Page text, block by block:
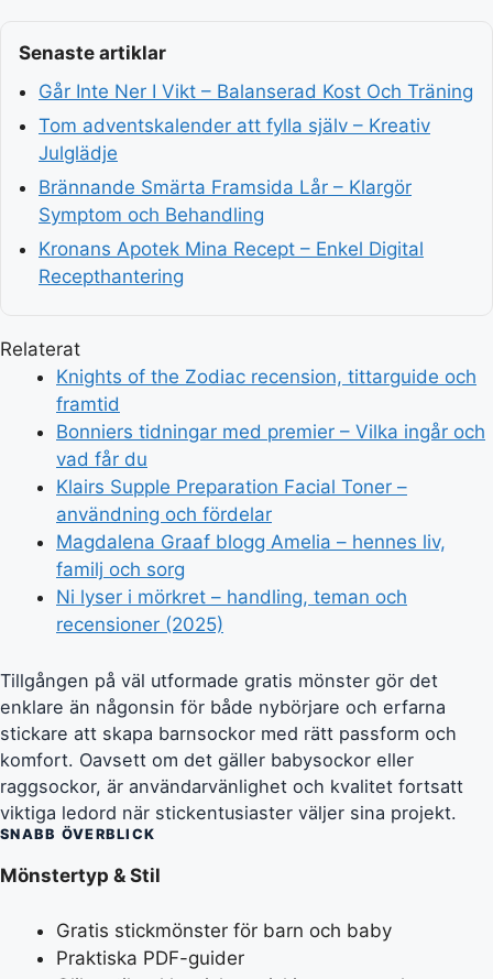
Senaste artiklar
Går Inte Ner I Vikt – Balanserad Kost Och Träning
Tom adventskalender att fylla själv – Kreativ
Julglädje
Brännande Smärta Framsida Lår – Klargör
Symptom och Behandling
Kronans Apotek Mina Recept – Enkel Digital
Recepthantering
Relaterat
Knights of the Zodiac recension, tittarguide och
framtid
Bonniers tidningar med premier – Vilka ingår och
vad får du
Klairs Supple Preparation Facial Toner –
användning och fördelar
Magdalena Graaf blogg Amelia – hennes liv,
familj och sorg
Ni lyser i mörkret – handling, teman och
recensioner (2025)
Tillgången på väl utformade gratis mönster gör det
enklare än någonsin för både nybörjare och erfarna
stickare att skapa barnsockor med rätt passform och
komfort. Oavsett om det gäller babysockor eller
raggsockor, är användarvänlighet och kvalitet fortsatt
viktiga ledord när stickentusiaster väljer sina projekt.
SNABB ÖVERBLICK
Mönstertyp & Stil
Gratis stickmönster för barn och baby
Praktiska PDF-guider